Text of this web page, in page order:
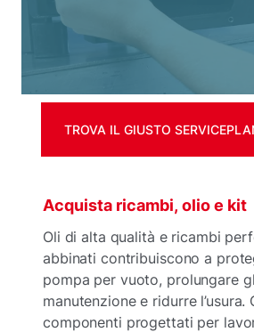
TROVA IL GIUSTO
Acquista ricambi, olioe kit
Oli di alta qualità e ricambi
abbinati contribuiscono a
pompa per vuoto, prolungare
manutenzione e ridurre l’usura.
componenti progettati per